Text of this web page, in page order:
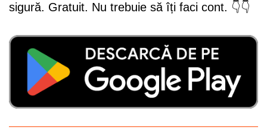
sigură. Gratuit. Nu trebuie să îți faci cont. 👇👇